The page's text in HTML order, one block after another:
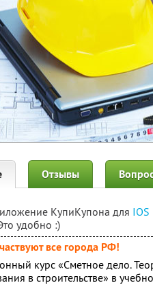
Отзывы
КупиКупона для IOS
удобно :)
все города РФ!
курс «Сметное дело.
в строительстве» в